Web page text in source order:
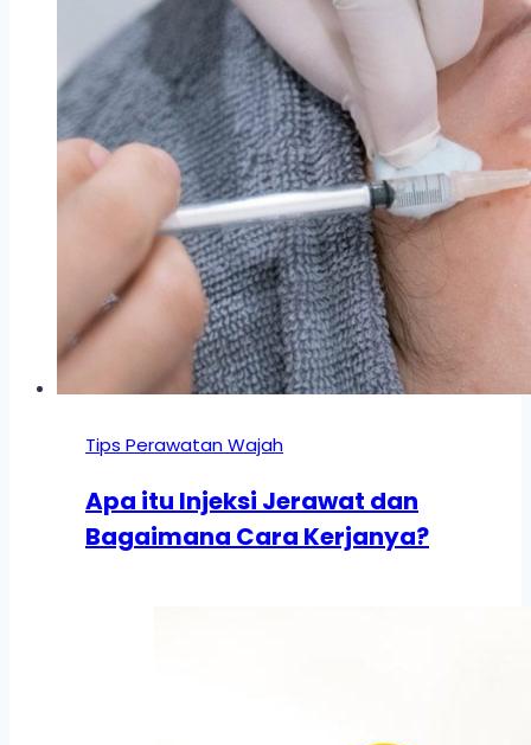
Tips Perawatan Wajah
Apa itu Injeksi Jerawat dan
Bagaimana Cara Kerjanya?